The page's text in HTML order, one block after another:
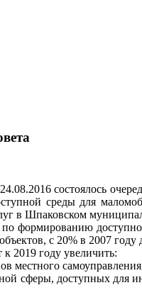
состоялось
среды для
в Шпаковском
формированию
с 20% в 2007 году
2019 году увеличить:
местного
сферы, доступных для